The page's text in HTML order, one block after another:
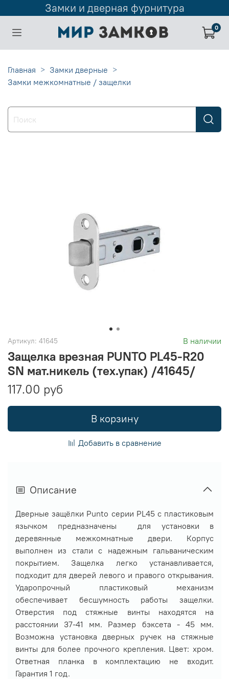
Замки и дверная фурнитура
0
Главная
Замки дверные
Замки межкомнатные / защелки
Артикул: 41645 В наличии
Защелка врезная PUNTO PL45-R20
SN мат.никель (тех.упак) /41645/
117.00 руб
В корзину
Добавить в сравнение
Описание
Дверные защёлки Punto серии PL45 с пластиковым
язычком предназначены для установки в
деревянные межкомнатные двери. Корпус
выполнен из стали с надежным гальваническим
покрытием. Защелка легко устанавливается,
подходит для дверей левого и правого открывания.
Ударопрочный пластиковый механизм
обеспечивает бесшумность работы защелки.
Отверстия под стяжные винты находятся на
расстоянии 37-41 мм. Размер бэксета - 45 мм.
Возможна установка дверных ручек на стяжные
винты для более прочного крепления. Цвет: хром.
Ответная планка в комплектацию не входит.
Гарантия 1 год.